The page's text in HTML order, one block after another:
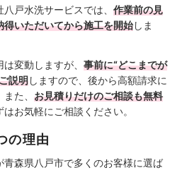
戸水洗サービスでは、 作業前の見
いただいてから施工を開始しま
変動しますが、 事前に“どこまでが
説明しますので、後から高額請求に
た、 お見積りだけのご相談も無料
お気軽にご相談ください。
の理由
森県八戸市で多くのお客様に選ば